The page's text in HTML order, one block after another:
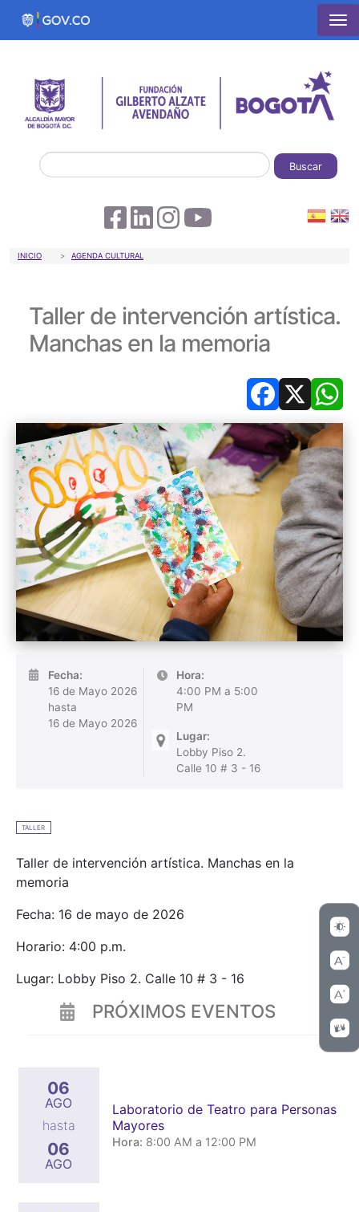
Pasar al contenido principal
Buscar
Sobrescribir enlaces de ayuda a la
INICIO AGENDA CULTURAL
Taller de intervención artística.
Manchas en la memoria
Facebook
X
Fecha:
16 de Mayo 2026
hasta
16 de Mayo 2026
Hora:
4:00 PM a 5:00
PM
Lugar:
Lobby Piso 2.
Calle 10 # 3 - 16
TALLER
Taller de intervención artística. Manchas en la
memoria
Fecha: 16 de mayo de 2026
Horario: 4:00 p.m.
Lugar: Lobby Piso 2. Calle 10 # 3 - 16
PRÓXIMOS EVENTOS
06
AGO
hasta
06
AGO
Laboratorio de Teatro para Personas
Mayores
Hora: 8:00 AM a 12:00 PM